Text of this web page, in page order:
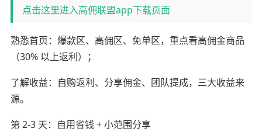
点击这里进入高佣联盟app下载页面
熟悉首页：爆款区、高佣区、免单区，重点看高佣金商品
（30% 以上返利）；
了解收益：自购返利、分享佣金、团队提成，三大收益来
源。
第 2-3 天：自用省钱 + 小范围分享